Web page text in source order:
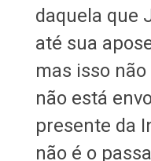
daquela que
até sua
mas isso
não está
presente da
não é o